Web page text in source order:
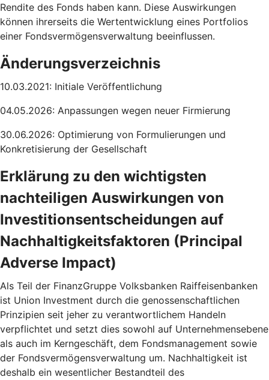
Rendite des Fonds haben kann. Diese Auswirkungen
können ihrerseits die Wertentwicklung eines Portfolios
einer Fondsvermögensverwaltung beeinflussen.
Änderungsverzeichnis
10.03.2021: Initiale Veröffentlichung
04.05.2026: Anpassungen wegen neuer Firmierung
30.06.2026: Optimierung von Formulierungen und
Konkretisierung der Gesellschaft
Erklärung zu den wichtigsten
nachteiligen Auswirkungen von
Investitionsentscheidungen auf
Nachhaltigkeitsfaktoren (Principal
Adverse Impact)
Als Teil der FinanzGruppe Volksbanken Raiffeisenbanken
ist Union Investment durch die genossenschaftlichen
Prinzipien seit jeher zu verantwortlichem Handeln
verpflichtet und setzt dies sowohl auf Unternehmensebene
als auch im Kerngeschäft, dem Fondsmanagement sowie
der Fondsvermögensverwaltung um. Nachhaltigkeit ist
deshalb ein wesentlicher Bestandteil des